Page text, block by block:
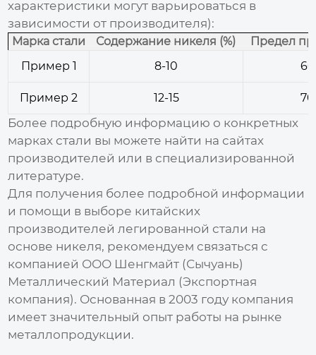
характеристики могут варьироваться в
зависимости от производителя):
Марка стали Содержание никеля (%)
Предел
Пример 1
8-10
Пример 2 12-15
Более подробную информацию о конкретных
марках стали вы можете найти на сайтах
производителей или в специализированной
литературе.
Для получения более подробной информации
и помощи в выборе китайских
производителей легированной стали на
основе никеля, рекомендуем связаться с
компанией ООО Шенгмайт (Сычуань)
Металлический Материал (Экспортная
компания). Основанная в 2003 году компания
имеет значительный опыт работы на рынке
металлопродукции.